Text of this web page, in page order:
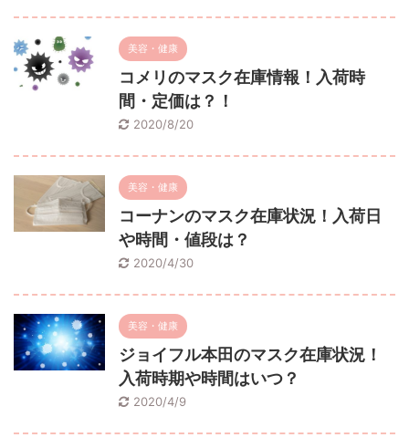
美容・健康
コメリのマスク在庫情報！入荷時
間・定価は？！
2020/8/20
美容・健康
コーナンのマスク在庫状況！入荷日
や時間・値段は？
2020/4/30
美容・健康
ジョイフル本田のマスク在庫状況！
入荷時期や時間はいつ？
2020/4/9